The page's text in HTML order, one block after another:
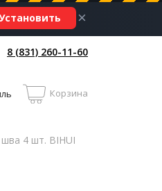
×
8 (831) 260-11-60
Корзина
4 шт. BIHUI